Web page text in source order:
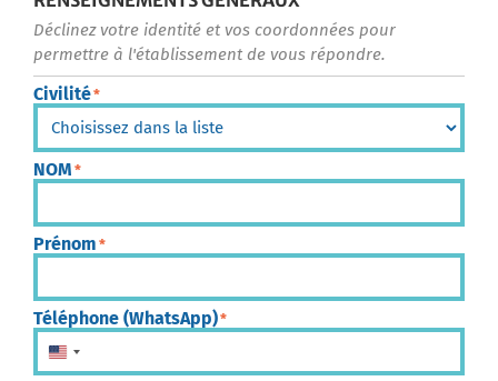
Déclinez votre identité et vos coordonnées pour
permettre à l'établissement de vous répondre.
Civilité*
NOM *
Prénom *
Téléphone (WhatsApp)*
États-Unis +1